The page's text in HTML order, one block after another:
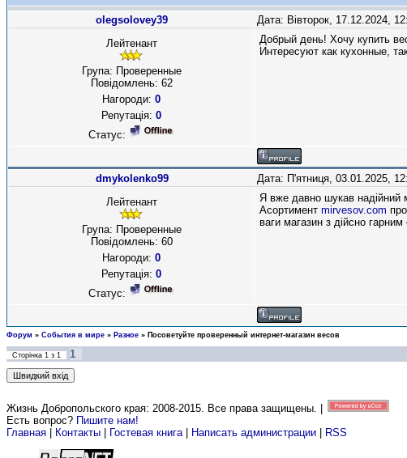
olegsolovey39 Дата: Вівторок, 17.12.2024,
Лейтенант
Група: Проверенные
Повідомлень: 62
Нагороди: 0
Репутація: 0
Статус:
Добрый день! Хочу купить
Интересуют как кухонные,
dmykolenko99 Дата: П'ятниця, 03.01.2025,
Лейтенант
Група: Проверенные
Повідомлень: 60
Нагороди: 0
Репутація: 0
Статус:
Я вже давно шукав надійний
Асортимент mirvesov.com
ваги магазин з дійсно гарним
Форум » События в мире » Разное » Посоветуйте проверенный интернет-магазин весов
Сторінка 1 з 1
1
Жизнь Добропольского края: 2008-2015. Все права защищены. |
Есть вопрос? Пишите нам!
Главная
Контакты Гостевая книга| Написать администрации RSS